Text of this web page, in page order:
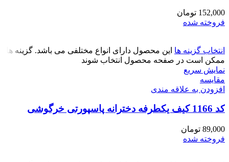
152,000 تومان
فروخته شده
انتخاب گزینه ها این محصول دارای انواع مختلفی می باشد. گزینه ها
ممکن است در صفحه محصول انتخاب شوند
نمایش سریع
مقايسه
افزودن به علاقه مندی
کد 1166 کیف یکطرفه دخترانه پاسپورتی خرگوشی
89,000 تومان
فروخته شده